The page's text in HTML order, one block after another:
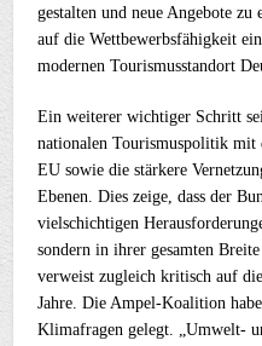
gestalten und neue Angebote
auf die Wettbewerbsfähigkeit
modernen Tourismusstandort
Ein weiterer wichtiger Schritt
nationalen Tourismuspolitik mit
EU sowie die stärkere
Ebenen. Dies zeige, dass der
vielschichtigen
sondern in ihrer gesamten
verweist zugleich kritisch auf
Jahre. Die Ampel-Koalition
Klimafragen gelegt. „Umwelt-